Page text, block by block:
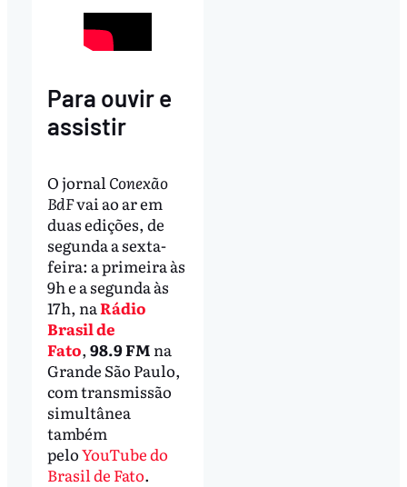
Para ouvir e
assistir
O jornal Conexão
BdFvai ao ar em
duas edições, de
segunda a sexta-
feira: a primeira às
9h e a segunda às
17h, naRádio
Brasil de
Fato, 98.9 FM na
Grande São Paulo,
com transmissão
simultânea
também
peloYouTube do
Brasil de Fato.